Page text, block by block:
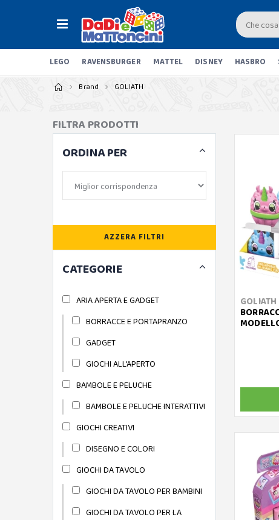
LEGO RAVENSBURGER MATTEL DISNEY HASBRO
Brand GOLIATH
GOLIATH
FILTRA PRODOTTI
ORDINA PER
AZZERA FILTRI
CATEGORIE
ARIA APERTA E GADGET
BORRACCE E PORTAPRANZO
GADGET
GIOCHI ALL'APERTO
BAMBOLE E PELUCHE
BAMBOLE E PELUCHE INTERATTIVI
GIOCHI CREATIVI
DISEGNO E COLORI
GIOCHI DA TAVOLO
GIOCHI DA TAVOLO PER BAMBINI
GIOCHI DA TAVOLO PER LA